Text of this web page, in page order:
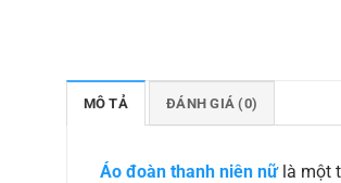
MÔ TẢ ĐÁNH GIÁ (0)
Áo đoàn thanh niên nữlà một